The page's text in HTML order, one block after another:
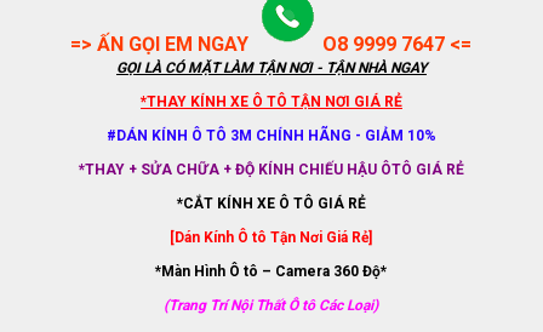
=> ẤN GỌI EM NGAY O8 9999 7647 <=
GỌI LÀ CÓ MẶT LÀM TẬN NƠI - TẬN NHÀ NGAY
*THAY KÍNH XE Ô TÔ TẬN NƠI GIÁ RẺ
#DÁN KÍNH Ô TÔ 3M CHÍNH HÃNG - GIẢM 10%
*THAY + SỬA CHỮA + ĐỘ KÍNH CHIẾU HẬU ÔTÔ GIÁ RẺ
*CẮT KÍNH XE Ô TÔ GIÁ RẺ
[Dán Kính Ô tô Tận Nơi Giá Rẻ]
*Màn Hình Ô tô – Camera 360 Độ*
(Trang Trí Nội Thất Ô tô Các Loại)